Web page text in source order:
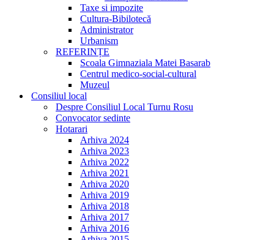
Taxe si impozite
Cultura-Bibilotecă
Administrator
Urbanism
REFERINȚE
Scoala Gimnaziala Matei Basarab
Centrul medico-social-cultural
Muzeul
Consiliul local
Despre Consiliul Local Turnu Rosu
Convocator sedinte
Hotarari
Arhiva 2024
Arhiva 2023
Arhiva 2022
Arhiva 2021
Arhiva 2020
Arhiva 2019
Arhiva 2018
Arhiva 2017
Arhiva 2016